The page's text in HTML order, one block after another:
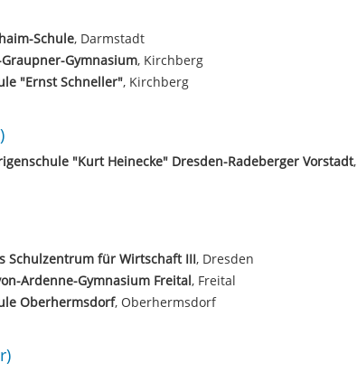
Schule, Darmstadt
Gymnasium, Kirchberg
"Ernst Schneller", Kirchberg
"Kurt Heinecke" Dresden-Radeberger Vorstadt,
Schulzentrum für Wirtschaft III, Dresden
Ardenne-Gymnasium Freital, Freital
Oberhermsdorf, Oberhermsdorf